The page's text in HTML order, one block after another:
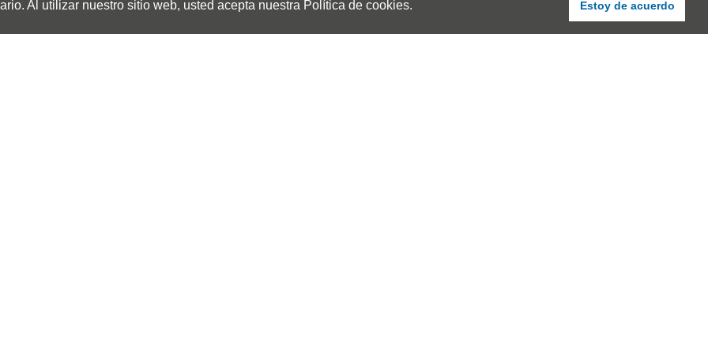
Al utilizar nuestro sitio web, usted acepta nuestra Política de cookies. Estoy de acuerdo